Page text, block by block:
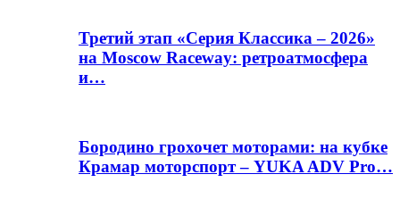
Третий этап «Серия Классика – 2026»
на Moscow Raceway: ретроатмосфера
и…
Бородино грохочет моторами: на кубке
Крамар моторспорт – YUKA ADV Pro…